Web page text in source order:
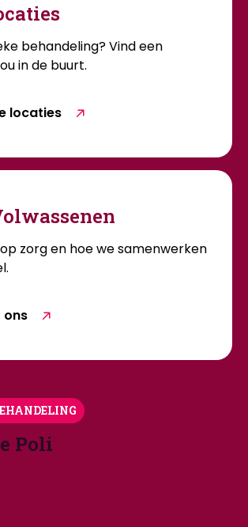
behandeling? Vind een
in de buurt.
locaties
zorg en hoe we samenwerken
ons
Poli